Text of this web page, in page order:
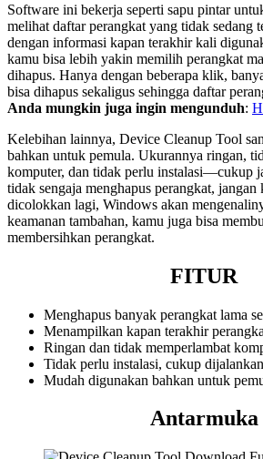
Software ini bekerja seperti sapu pintar
melihat daftar perangkat yang tidak sedang
dengan informasi kapan terakhir kali
kamu bisa lebih yakin memilih perangkat
dihapus. Hanya dengan beberapa klik,
bisa dihapus sekaligus sehingga daftar
Anda mungkin juga ingin mengunduh:
Kelebihan lainnya, Device Cleanup Tool
bahkan untuk pemula. Ukurannya ringan,
komputer, dan tidak perlu instalasi—cukup
tidak sengaja menghapus perangkat, jangan
dicolokkan lagi, Windows akan
keamanan tambahan, kamu juga bisa
membersihkan perangkat.
FITUR
Menghapus banyak perangkat lama
Menampilkan kapan terakhir
Ringan dan tidak memperlambat
Tidak perlu instalasi, cukup
Mudah digunakan bahkan untuk
Antarmuka